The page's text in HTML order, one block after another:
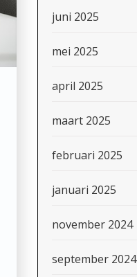
juni 2025
mei 2025
april 2025
maart 2025
februari 2025
januari 2025
november 2024
september 2024